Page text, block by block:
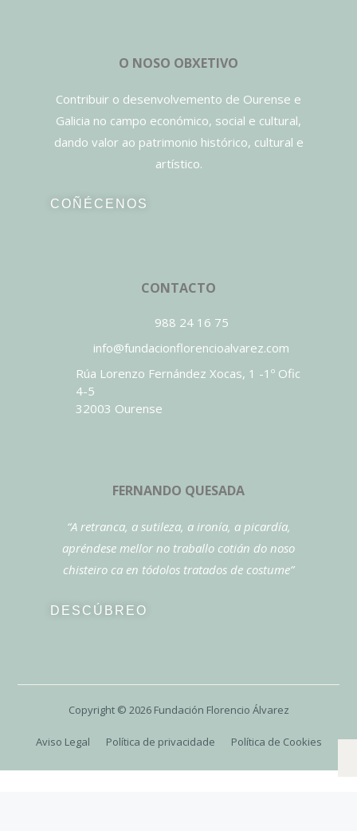
O NOSO OBXETIVO
Contribuir o desenvolvemento de Ourense e
Galicia no campo económico, social e cultural,
dando valor ao patrimonio histórico, cultural e
artístico.
COÑÉCENOS
CONTACTO
988 24 16 75
info@fundacionflorencioalvarez.com
Rúa Lorenzo Fernández Xocas, 1 -1º Ofic
4-5
32003 Ourense
FERNANDO QUESADA
“A retranca, a sutileza, a ironía, a picardía,
apréndese mellor no traballo cotián do noso
chisteiro ca en tódolos tratados de costume”
DESCÚBREO
Copyright © 2026Fundación Florencio Álvarez
Aviso Legal Política de privacidade Política de Cookies